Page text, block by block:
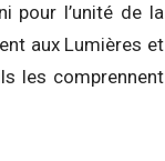
pour l’unité de la
aux Lumières et
les comprennent